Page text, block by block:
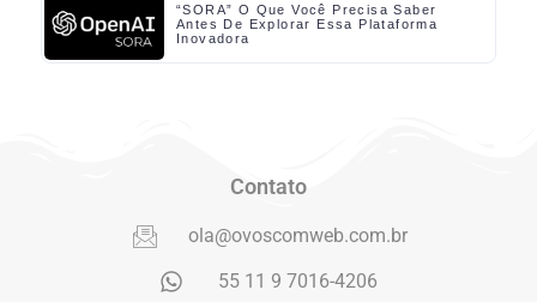
“SORA” O Que Você Precisa Saber
Antes De Explorar Essa Plataforma
Inovadora
Contato
ola@ovoscomweb.com.br
55 11 9 7016-4206